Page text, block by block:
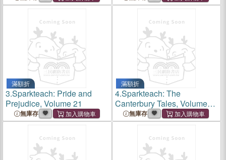
滿額折
3.Sparkteach: Pride and
Prejudice, Volume 21
無庫存
滿額折
4.Sparkteach: The
Canterbury Tales, Volume
26 無庫存